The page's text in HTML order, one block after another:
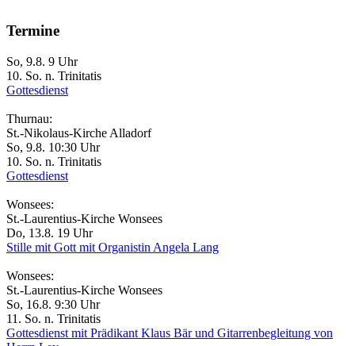
Termine
So, 9.8. 9 Uhr
10. So. n. Trinitatis
Gottesdienst
Thurnau:
St.-Nikolaus-Kirche Alladorf
So, 9.8. 10:30 Uhr
10. So. n. Trinitatis
Gottesdienst
Wonsees:
St.-Laurentius-Kirche Wonsees
Do, 13.8. 19 Uhr
Stille mit Gott mit Organistin Angela Lang
Wonsees:
St.-Laurentius-Kirche Wonsees
So, 16.8. 9:30 Uhr
11. So. n. Trinitatis
Gottesdienst mit Prädikant Klaus Bär und Gitarrenbegleitung von